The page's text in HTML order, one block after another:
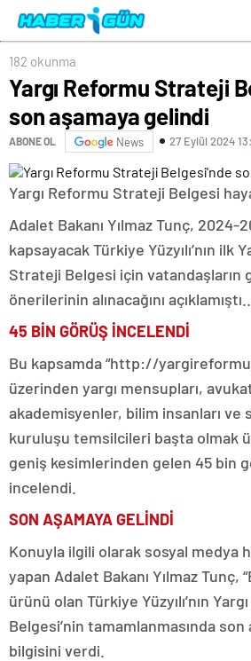
182 okunma
Yargı Reformu Strateji
son aşamaya gelindi
ABONE OL News 27 Eylül 2024
Yargı Reformu Strateji Belgesi
Adalet Bakanı Yılmaz Tunç, 2024-
kapsayacak Türkiye Yüzyılı’nın ilk
Strateji Belgesi için vatandaşların
önerilerinin alınacağını açıklamıştı..
45 BİN GÖRÜŞ İNCELENDİ
Bu kapsamda “http://
üzerinden yargı mensupları,
akademisyenler, bilim insanları ve
kuruluşu temsilcileri başta olmak
geniş kesimlerinden gelen 45 bin
incelendi.
SON AŞAMAYA GELİNDİ
Konuyla ilgili olarak sosyal medya
yapan Adalet Bakanı Yılmaz Tunç,
ürünü olan Türkiye Yüzyılı’nın
Belgesi’nin tamamlanmasında son
bilgisini verdi.